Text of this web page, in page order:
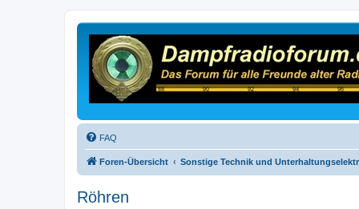
FAQ
Foren-Übersicht Sonstige Technik und
Röhren